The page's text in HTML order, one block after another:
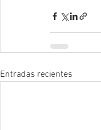
Entradas recientes